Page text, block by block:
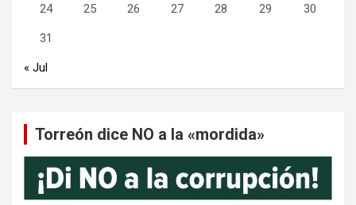
24 25 26 27 28 29 30
31
« Jul
Torreón dice NO a la «mordida»